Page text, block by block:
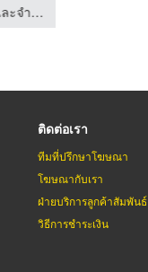
โรงงานผลิตและจำหน่ายเครื่องจักรพลาสติก
ติดต่อเรา
ทีมที่ปรึกษาโฆษณา
โฆษณากับเรา
ฝ่ายบริการลูกค้าสัมพันธ์
วิธีการชำระเงิน